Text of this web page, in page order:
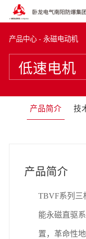
产品中心 - 永磁电动机
低速电机
产品简介 技
产品简介
TBVF系列三
能永磁直驱
置，革命性